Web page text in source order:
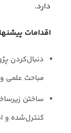
دارد.
اقدامات
مباحث علمی
ساختن
کنترل‌شده و